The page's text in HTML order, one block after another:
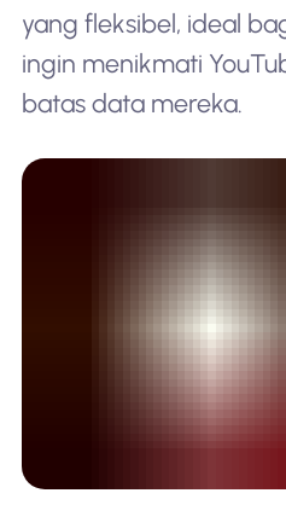
yang fleksibel, ideal
ingin menikmati
batas data mereka.